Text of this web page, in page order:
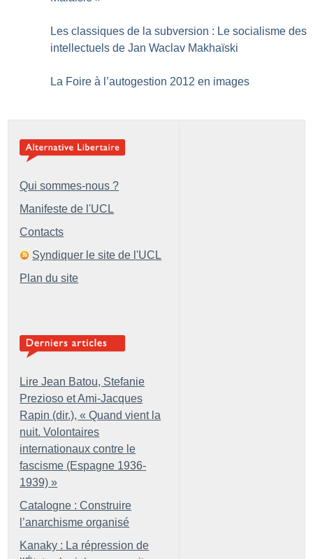
Les classiques de la subversion : Le socialisme des
intellectuels de Jan Waclav Makhaïski
La Foire à l’autogestion 2012 en images
Qui sommes-nous ?
Manifeste de l'UCL
Contacts
Syndiquer le site de l'UCL
Plan du site
Lire Jean Batou, Stefanie
Prezioso et Ami-Jacques
Rapin (dir.), « Quand vient la
nuit. Volontaires
internationaux contre le
fascisme (Espagne 1936-
1939) »
Catalogne : Construire
l’anarchisme organisé
Kanaky : La répression de